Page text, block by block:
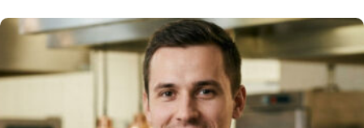
a pevné nervy. Své o tom ví Jan Snopek,
šéfkuchař Foodway Catering, se kterým jsme
rozebrali zákulisí tohoto adrenalinového byznysu.
„Častokrát je […]